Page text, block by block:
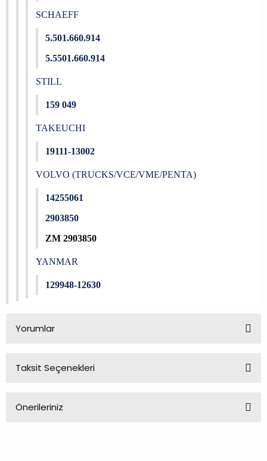
SCHAEFF
5.501.660.914
5.5501.660.914
STILL
159 049
TAKEUCHI
19111-13002
VOLVO (TRUCKS/VCE/VME/PENTA)
14255061
2903850
ZM 2903850
YANMAR
129948-12630
Yorumlar
Taksit Seçenekleri
Önerileriniz